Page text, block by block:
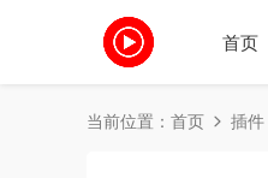
首页
当前位置： 首页 插件